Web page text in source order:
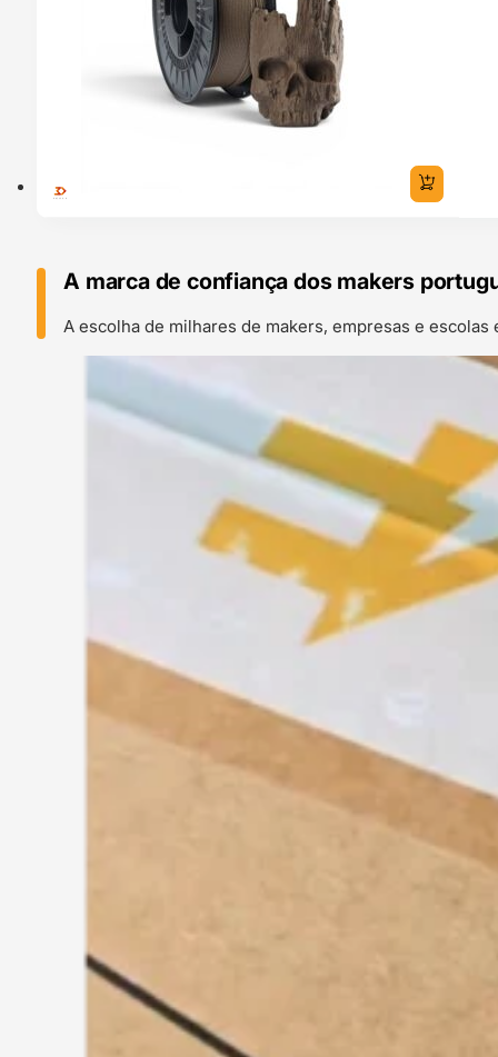
A marca de confiança dos makers
A escolha de milhares de makers, empresas e escolas